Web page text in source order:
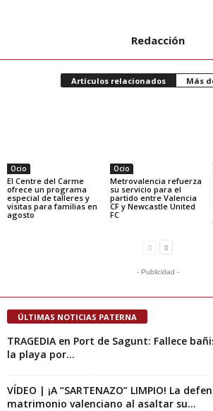
Redacción
Artículos relacionados Más
Ocio
El Centre del Carme
ofrece un programa
especial de talleres y
visitas para familias en
agosto
Ocio
Metrovalencia refuerza
su servicio para el
partido entre Valencia
CF y Newcastle United
FC
- Publicidad -
ÚLTIMAS NOTICIAS PATERNA
TRAGEDIA en Port de Sagunt: Fallece
la playa por...
VÍDEO | ¡A “SARTENAZO” LIMPIO! La
matrimonio valenciano al asaltar su...